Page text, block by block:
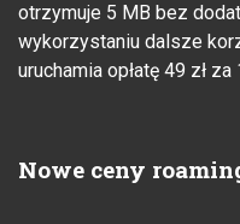
otrzymuje 5 MB bez
wykorzystaniu dalsze
uruchamia opłatę 49 zł za
Nowe ceny